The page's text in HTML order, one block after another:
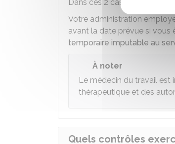
Dans ces 2 cas, vous devez
Votre administration
avant la date prévue si vous
temporaire imputable au
À noter
Le médecin du travail est
thérapeutique et des
Quels contrôles